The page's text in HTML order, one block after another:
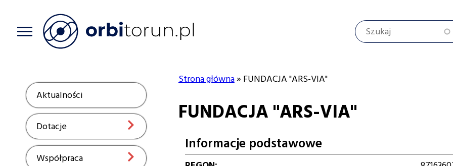
Szukaj
Aktualności Show
Dotacje Show
Współpraca Show
nawigacyjna
Strona główna FUNDACJA "ARS-VIA"
FUNDACJA "ARS-VIA"
Informacje podstawowe